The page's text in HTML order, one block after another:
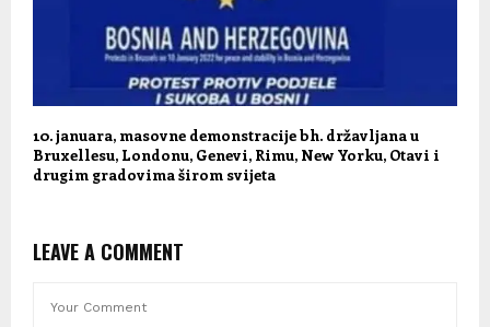
10. januara, masovne demonstracije bh. državljana u
Bruxellesu, Londonu, Genevi, Rimu, New Yorku, Otavi i
drugim gradovima širom svijeta
LEAVE A COMMENT